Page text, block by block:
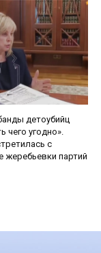
детоубийц
чего угодно».
с
жеребьевки партий